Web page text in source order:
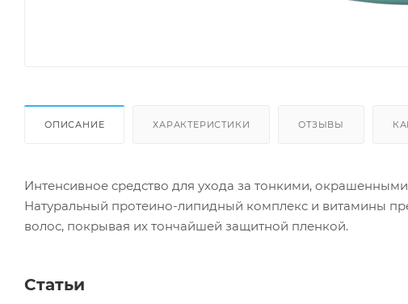
ОПИСАНИЕ ХАРАКТЕРИСТИКИ ОТЗЫВЫ
Интенсивное средство для ухода за тонкими,
Натуральный протеино-липидный комплекс и витамины
волос, покрывая их тончайшей защитной пленкой.
Статьи